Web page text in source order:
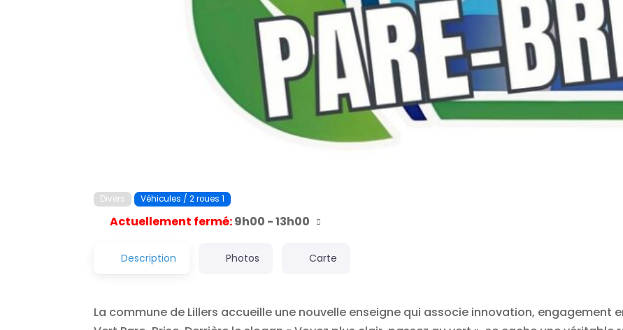
Divers Véhicules / 2 roues 1
Actuellement fermé:9h00 - 13h00
Description Photos Carte
La commune de Lillers accueille une nouvelle enseigne qui associe innovation, engagement